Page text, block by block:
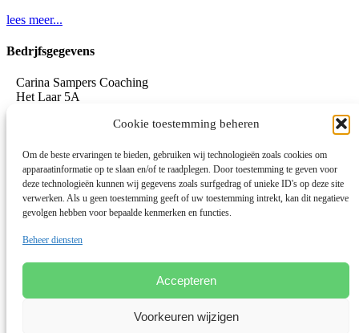
Cookie toestemming beheren
Om de beste ervaringen te bieden, gebruiken wij technologieën zoals cookies om
apparaatinformatie op te slaan en/of te raadplegen. Door toestemming te geven voor
deze technologieën kunnen wij gegevens zoals surfgedrag of unieke ID's op deze site
verwerken. Als u geen toestemming geeft of uw toestemming intrekt, kan dit negatieve
gevolgen hebben voor bepaalde kenmerken en functies.
Beheer diensten
Accepteren
Voorkeuren wijzigen
lees meer...
Bedrjfsgegevens
Carina Sampers Coaching
Het Laar 5A
www.carinasampers.nl
BTW-id: NL001833928B47
KvK: 72690895
Algemene voorwaarden
Privacybeleid OEEC